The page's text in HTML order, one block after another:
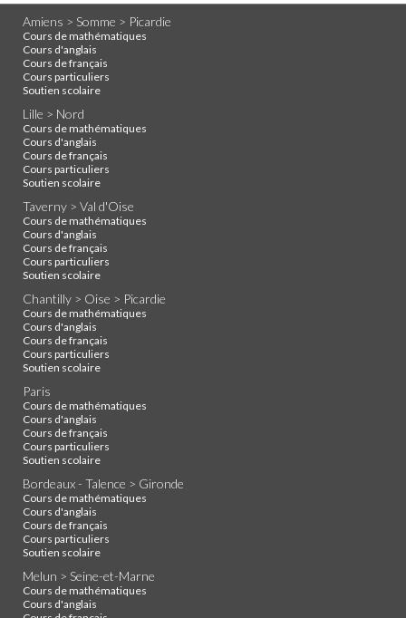
Amiens > Somme > Picardie
Cours de mathématiques
Cours d'anglais
Cours de français
Cours particuliers
Soutien scolaire
Lille > Nord
Cours de mathématiques
Cours d'anglais
Cours de français
Cours particuliers
Soutien scolaire
Taverny > Val d'Oise
Cours de mathématiques
Cours d'anglais
Cours de français
Cours particuliers
Soutien scolaire
Chantilly > Oise > Picardie
Cours de mathématiques
Cours d'anglais
Cours de français
Cours particuliers
Soutien scolaire
Paris
Cours de mathématiques
Cours d'anglais
Cours de français
Cours particuliers
Soutien scolaire
Bordeaux - Talence > Gironde
Cours de mathématiques
Cours d'anglais
Cours de français
Cours particuliers
Soutien scolaire
Melun > Seine-et-Marne
Cours de mathématiques
Cours d'anglais